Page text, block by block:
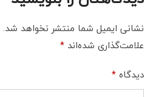
نشانی ایمیل شما منتشر نخواهد شد.
علامت‌گذاری شده‌اند *
دیدگاه*